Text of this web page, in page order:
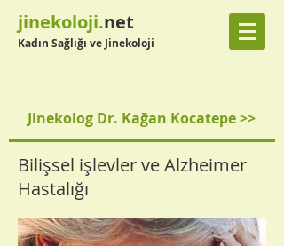
jinekoloji.net
Kadın Sağlığı ve Jinekoloji
Jinekolog Dr. Kağan Kocatepe >>
Bilişsel işlevler ve Alzheimer
Hastalığı